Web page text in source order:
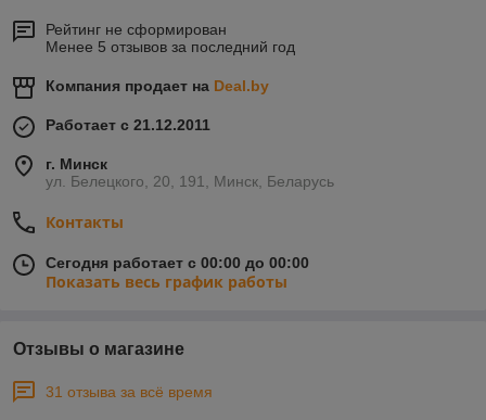
Рейтинг не сформирован
Менее 5 отзывов за последний год
Компания продает на Deal.by
Работает с 21.12.2011
г. Минск
ул. Белецкого, 20, 191, Минск, Беларусь
Контакты
Сегодня работает с 00:00 до 00:00
Показать весь график работы
Отзывы о магазине
31 отзыва за всё время